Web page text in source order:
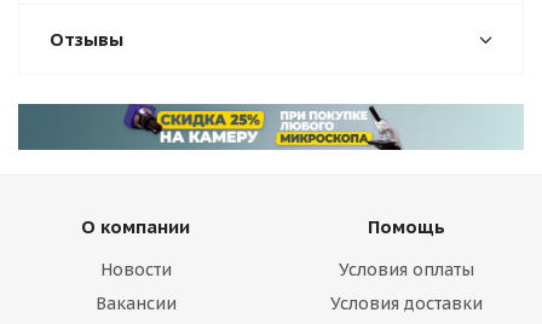
Отзывы
О компании
Новости
Вакансии
Помощь
Условия оплаты
Условия доставки